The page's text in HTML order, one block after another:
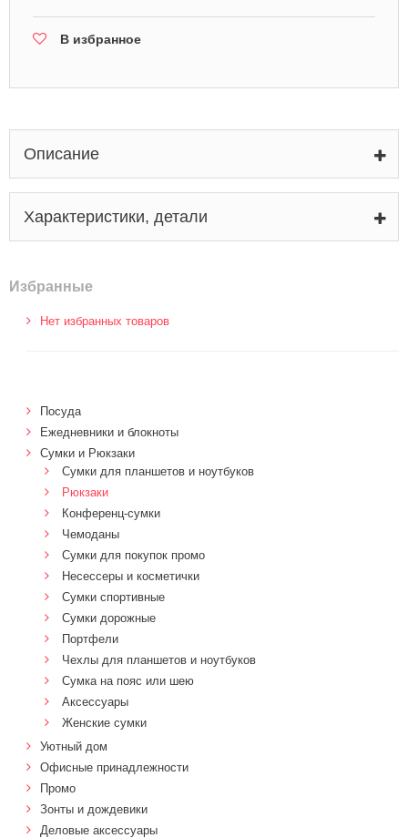
В избранное
Описание
Характеристики, детали
Избранные
Нет избранных товаров
Посуда
Ежедневники и блокноты
Сумки и Рюкзаки
Сумки для планшетов и ноутбуков
Рюкзаки
Конференц-сумки
Чемоданы
Сумки для покупок промо
Несессеры и косметички
Сумки спортивные
Сумки дорожные
Портфели
Чехлы для планшетов и ноутбуков
Сумка на пояс или шею
Аксессуары
Женские сумки
Уютный дом
Офисные принадлежности
Промо
Зонты и дождевики
Деловые аксессуары